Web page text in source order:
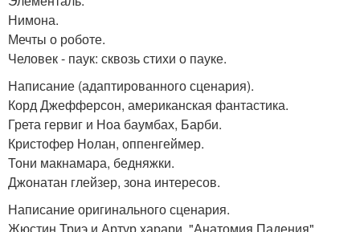
Нимона.
Мечты о роботе.
Человек - паук: сквозь стихи о пауке.
Написание (адаптированного сценария).
Корд Джефферсон, американская фантастика.
Грета гервиг и Ноа баумбах, Барби.
Кристофер Нолан, оппенгеймер.
Тони макнамара, бедняжки.
Джонатан глейзер, зона интересов.
Написание оригинального сценария.